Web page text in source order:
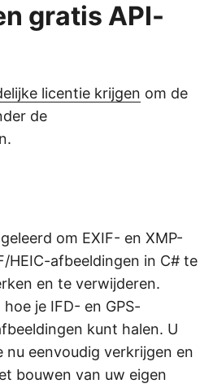
gratis API-
licentie krijgen om de
de
om EXIF- en XMP-
HEIC-afbeeldingen in C# te
en te verwijderen.
je IFD- en GPS-
kunt halen. U
eenvoudig verkrijgen en
bouwen van uw eigen